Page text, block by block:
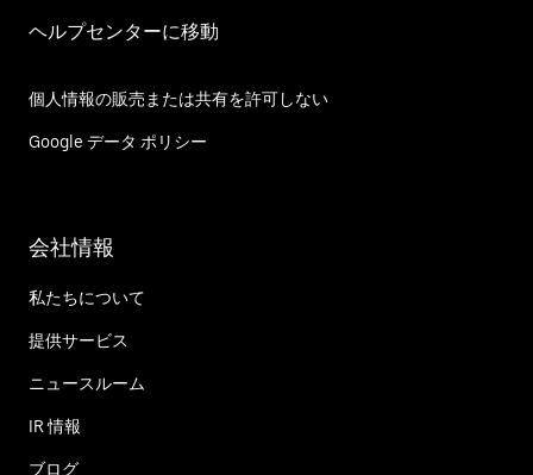
ヘルプセンターに移動
個人情報の販売または共有を許可しない
Google データ ポリシー
会社情報
私たちについて
提供サービス
ニュースルーム
IR 情報
ブログ